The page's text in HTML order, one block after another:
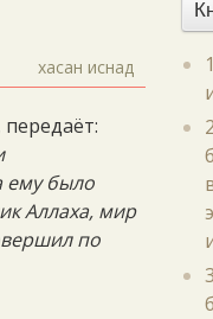
хасан иснад
ему было
Аллаха, мир
по